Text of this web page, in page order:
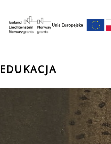
EDUKACJA